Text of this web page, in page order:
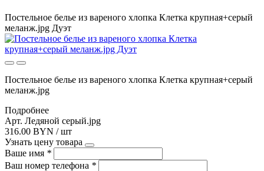
Постельное белье из вареного хлопка Клетка крупная+серый
меланж.jpg Дуэт
Постельное белье из вареного хлопка Клетка крупная+серый
меланж.jpg
Подробнее
Арт. Ледяной серый.jpg
316.00 BYN / шт
Узнать цену товара
Ваше имя *
Ваш номер телефона *